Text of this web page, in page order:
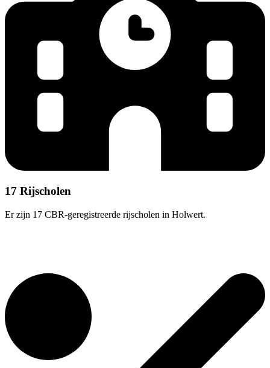
17 Rijscholen
Er zijn 17 CBR-geregistreerde rijscholen in Holwert.